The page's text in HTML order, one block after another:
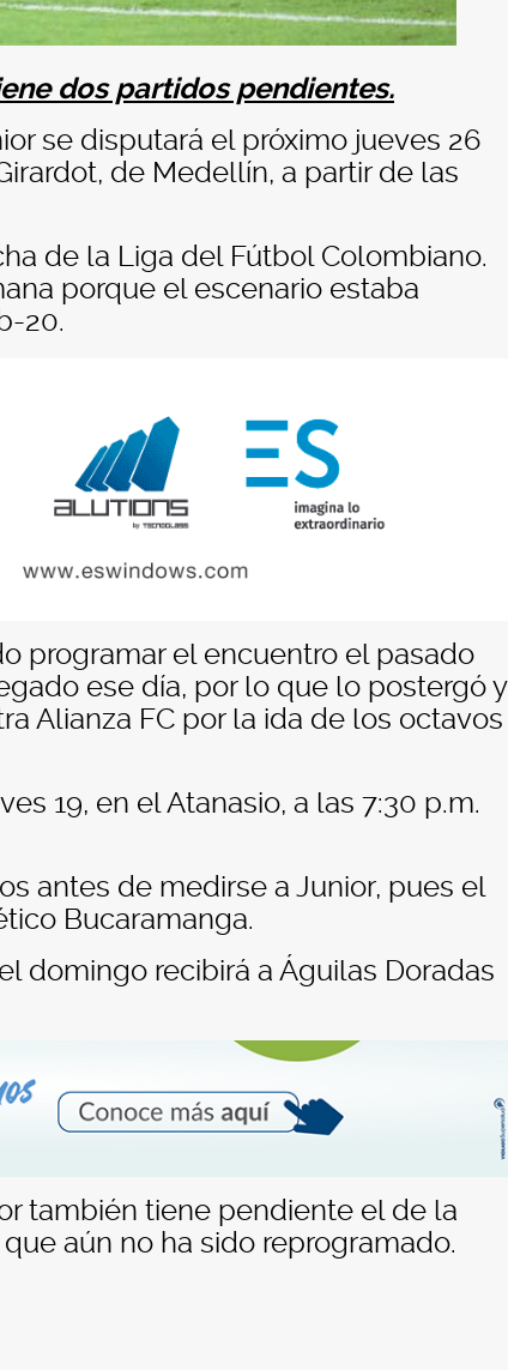
dos partidos pendientes.
se disputará el próximo jueves 26
de Medellín, a partir de las
de la Liga del Fútbol Colombiano.
porque el escenario estaba
20.
programar el encuentro el pasado
ese día, por lo que lo postergó y
Alianza FC por la ida de los octavos
19, en el Atanasio, a las 7:30 p.m.
antes de medirse a Junior, pues el
Bucaramanga.
domingo recibirá a Águilas Doradas
también tiene pendiente el de la
aún no ha sido reprogramado.